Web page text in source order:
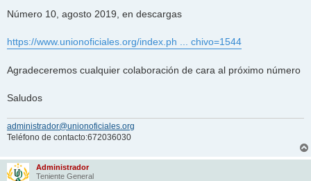
n
j
e
Número 10, agosto 2019, en descargas
https://www.unionoficiales.org/index.ph ... chivo=1544
Agradeceremos cualquier colaboración de cara al próximo número
Saludos
administrador@unionoficiales.org
Teléfono de contacto:672036030
Administrador
Teniente General